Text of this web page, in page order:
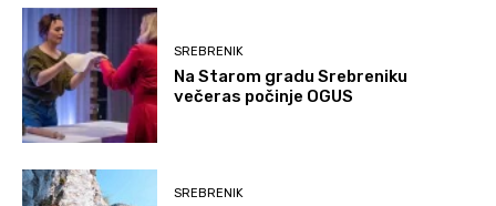
SREBRENIK
Na Starom gradu Srebreniku
večeras počinje OGUS
SREBRENIK